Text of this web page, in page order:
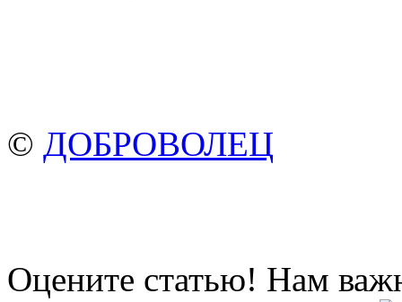
© ДОБРОВОЛЕЦ
Оцените статью! Нам